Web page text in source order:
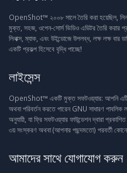
OpenShot™ ২০০৮ সালে তৈরি করা হয়েছিল,
মুক্ত, সহজ, ওপেন-সোর্স ভিডিও এডিটর তৈরি করার
লিনাক্স, ম্যাক, এবং উইন্ডোজে উপলব্ধ, লক্ষ লক্ষ বার
একটি প্রকল্প হিসেবে বৃদ্ধি পাচ্ছে!
লাইসেন্স
OpenShot™ একটি মুক্ত সফটওয়্যার: আপনি এটি
অথবা পরিবর্তন করতে পারেন GNU সাধারণ পাবলিক
অনুযায়ী, যা ফ্রি সফটওয়্যার ফাউন্ডেশন দ্বারা
৩য় সংস্করণ অথবা (আপনার পছন্দমতো) পরবর্তী
আমাদের সাথে যোগাযোগ করুন